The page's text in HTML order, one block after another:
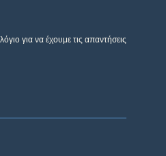
για να έχουμε τις απαντήσεις